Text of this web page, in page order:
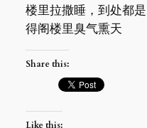
楼里拉撒睡，到处都
得阁楼里臭气熏天
Share this:
Like this: